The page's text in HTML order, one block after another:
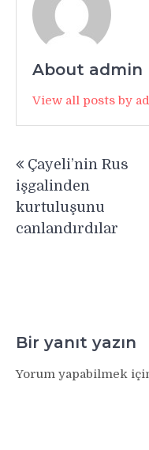
About admin
View all posts by
gezinmesi
Çayeli’nin Rus
işgalinden
kurtuluşunu
canlandırdılar
Bir yanıt yazın
Yorum yapabilmek